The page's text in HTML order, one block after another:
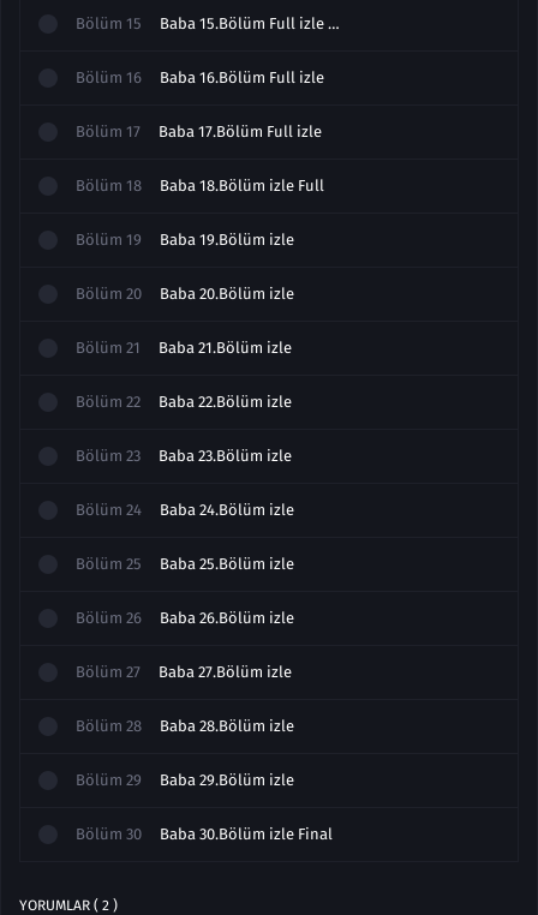
Bölüm 15 Baba 15.Bölüm Full izle Sezon Finali
Bölüm 16 Baba 16.Bölüm Full izle
Bölüm 17 Baba 17.Bölüm Full izle
Bölüm 18 Baba 18.Bölüm izle Full
Bölüm 19 Baba 19.Bölüm izle
Bölüm 20 Baba 20.Bölüm izle
Bölüm 21 Baba 21.Bölüm izle
Bölüm 22 Baba 22.Bölüm izle
Bölüm 23 Baba 23.Bölüm izle
Bölüm 24 Baba 24.Bölüm izle
Bölüm 25 Baba 25.Bölüm izle
Bölüm 26 Baba 26.Bölüm izle
Bölüm 27 Baba 27.Bölüm izle
Bölüm 28 Baba 28.Bölüm izle
Bölüm 29 Baba 29.Bölüm izle
Bölüm 30 Baba 30.Bölüm izle Final
YORUMLAR ( 2 )